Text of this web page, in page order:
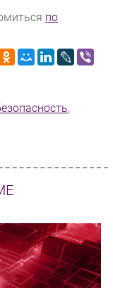
по
,